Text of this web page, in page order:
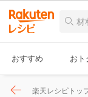
おすすめ おト
楽天レシピトッ